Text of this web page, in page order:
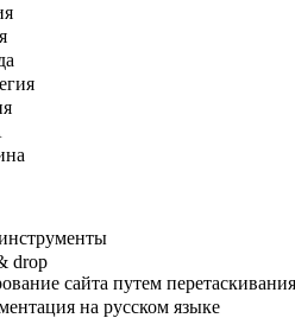
drop
сайта путем
на русском языке